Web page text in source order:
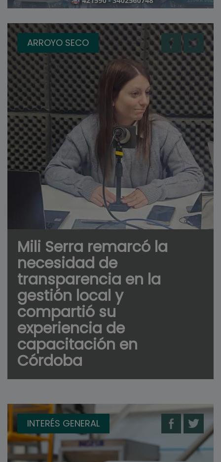
ARROYO SECO
Mili Serra remarcó la
necesidad de
transparencia en la
gestión local y
compartió su
experiencia de
capacitación en
Córdoba
INTERÉS GENERAL